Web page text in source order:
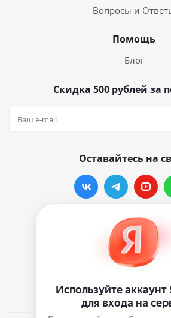
Вопросы и
Помощь
Блог
Скидка 500 рублей за
Оставайтесь на
Наши контакты